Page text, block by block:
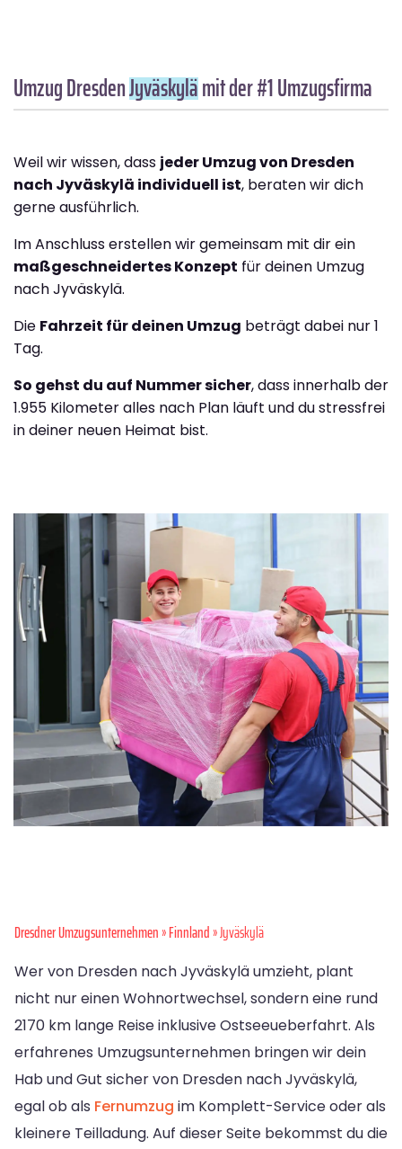
Umzug DresdenJyväskylämit der #1 Umzugsfirma
Weil wir wissen, dass jeder Umzug von Dresden
nach Jyväskylä individuell ist, beraten wir dich
gerne ausführlich.
Im Anschluss erstellen wir gemeinsam mit dir ein
maßgeschneidertes Konzept für deinen Umzug
nach Jyväskylä.
Die Fahrzeit für deinen Umzug beträgt dabei nur 1
Tag.
So gehst du auf Nummer sicher, dass innerhalb der
1.955 Kilometer alles nach Plan läuft und du stressfrei
in deiner neuen Heimat bist.
Dresdner Umzugsunternehmen»Finnland» Jyväskylä
Wer von Dresden nach Jyväskylä umzieht, plant
nicht nur einen Wohnortwechsel, sondern eine rund
2170 km lange Reise inklusive Ostseeueberfahrt. Als
erfahrenes Umzugsunternehmen bringen wir dein
Hab und Gut sicher von Dresden nach Jyväskylä,
egal ob als Fernumzug im Komplett-Service oder als
kleinere Teilladung. Auf dieser Seite bekommst du die